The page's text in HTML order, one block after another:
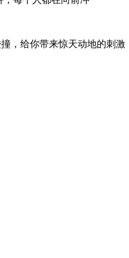
，给你带来惊天动地的刺激